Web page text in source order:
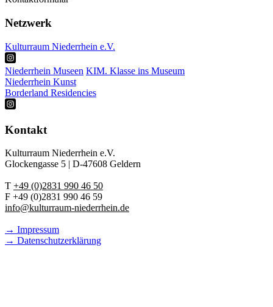
Netzwerk
Kulturraum Niederrhein e.V.
Niederrhein Museen KIM. Klasse ins Museum
Niederrhein Kunst
Borderland Residencies
Kontakt
Kulturraum Niederrhein e.V.
Glockengasse 5 | D-47608 Geldern
T +49 (0)2831 990 46 50
F +49 (0)2831 990 46 59
info@kulturraum-niederrhein.de
→ Impressum
→ Datenschutzerklärung